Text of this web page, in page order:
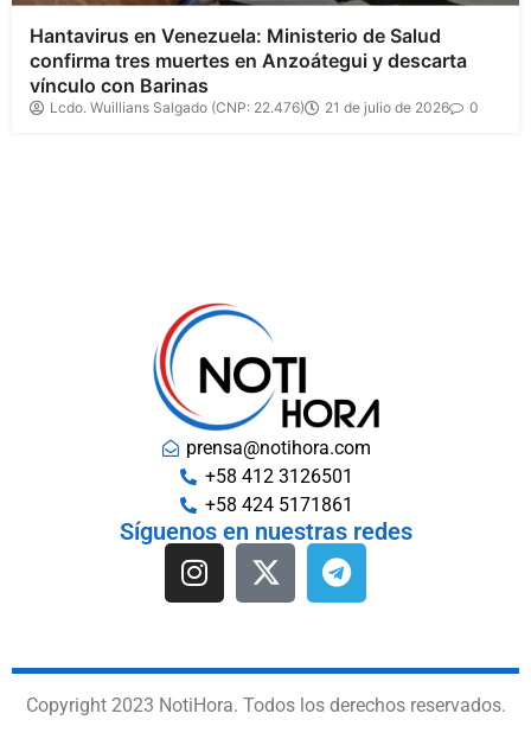
Hantavirus en Venezuela: Ministerio de Salud
confirma tres muertes en Anzoátegui y descarta
vínculo con Barinas
Lcdo. Wuillians Salgado (CNP: 22.476) 21 de julio de 2026 0
prensa@notihora.com
+58 412 3126501
+58 424 5171861
Síguenos en nuestras redes
Copyright 2023 NotiHora. Todos los derechos reservados.